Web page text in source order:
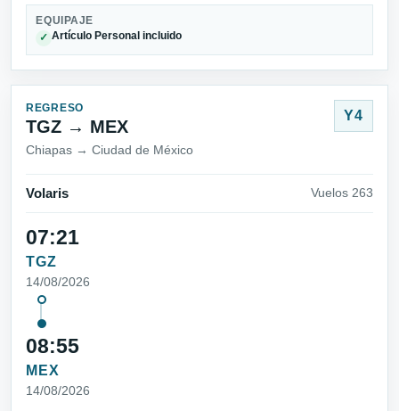
EQUIPAJE
✓ Artículo Personal incluido
REGRESO
TGZ → MEX
Chiapas → Ciudad de México
Y4
Volaris Vuelos 263
07:21
TGZ
14/08/2026
08:55
MEX
14/08/2026